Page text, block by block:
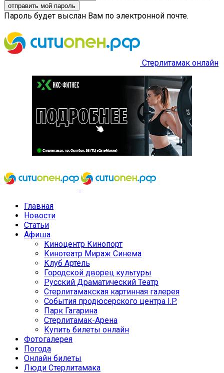
Пароль будет выслан Вам по электронной почте.
Стерлитамак онлайн
Главная
Новости
Статьи
Афиша
Киноцентр Кинопорт
Кинотеатр Мираж Синема
Клуб Артель
Городской дворец культуры
Русский Драматический Театр
Стерлитамакская картинная галерея
События продюсерского центра I.P.
Парк Гагарина
Стерлитамак-Арена
Купить билеты онлайн
Фотогалерея
Погода
Онлайн билеты
Люди Стерлитамака